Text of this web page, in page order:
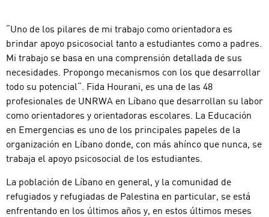
“Uno de los pilares de mi trabajo como orientadora es
brindar apoyo psicosocial tanto a estudiantes como a padres.
Mi trabajo se basa en una comprensión detallada de sus
necesidades. Propongo mecanismos con los que desarrollar
todo su potencial“. Fida Hourani, es una de las 48
profesionales de UNRWA en Líbano que desarrollan su labor
como orientadores y orientadoras escolares. La Educación
en Emergencias es uno de los principales papeles de la
organización en Líbano donde, con más ahínco que nunca, se
trabaja el apoyo psicosocial de los estudiantes.
La población de Líbano en general, y la comunidad de
refugiados y refugiadas de Palestina en particular, se está
enfrentando en los últimos años y, en estos últimos meses